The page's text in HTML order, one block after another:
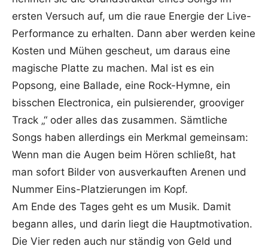
ersten Versuch auf, um die raue Energie der Live-
Performance zu erhalten. Dann aber werden keine
Kosten und Mühen gescheut, um daraus eine
magische Platte zu machen. Mal ist es ein
Popsong, eine Ballade, eine Rock-Hymne, ein
bisschen Electronica, ein pulsierender, grooviger
Track „“ oder alles das zusammen. Sämtliche
Songs haben allerdings ein Merkmal gemeinsam:
Wenn man die Augen beim Hören schließt, hat
man sofort Bilder von ausverkauften Arenen und
Nummer Eins-Platzierungen im Kopf.
Am Ende des Tages geht es um Musik. Damit
begann alles, und darin liegt die Hauptmotivation.
Die Vier reden auch nur ständig von Geld und